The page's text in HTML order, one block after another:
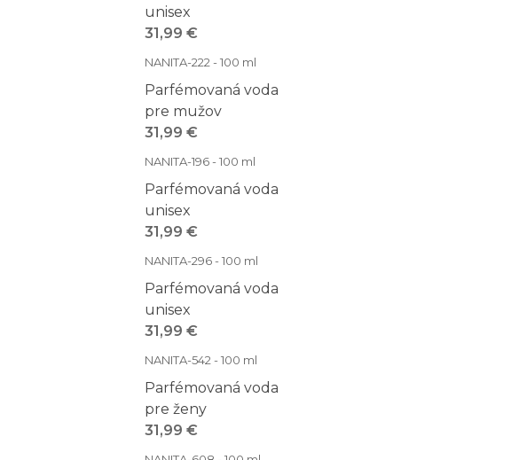
unisex
31,99 €
NANITA-222 - 100 ml
Parfémovaná voda
pre mužov
31,99 €
NANITA-196 - 100 ml
Parfémovaná voda
unisex
31,99 €
NANITA-296 - 100 ml
Parfémovaná voda
unisex
31,99 €
NANITA-542 - 100 ml
Parfémovaná voda
pre ženy
31,99 €